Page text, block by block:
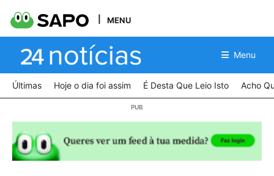
MENU
Menu
Últimas Hoje o dia foi assim É Desta Que Leio Isto Acho